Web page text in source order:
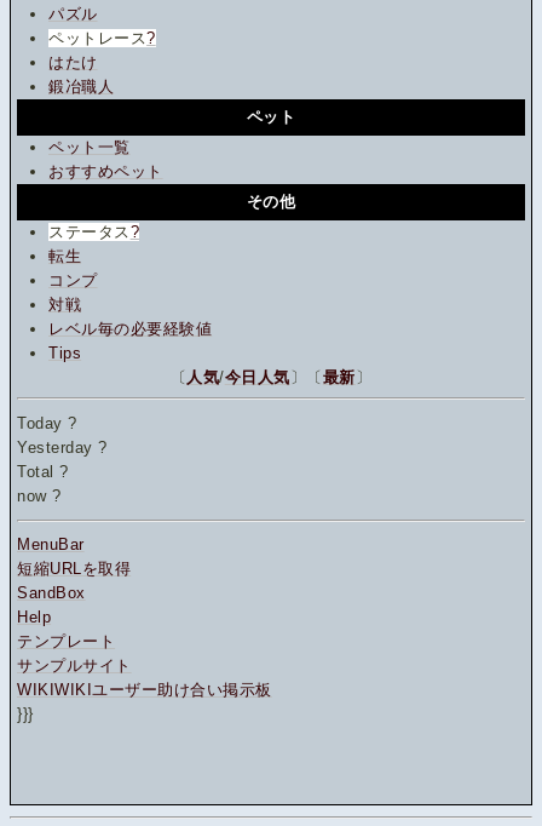
パズル
ペットレース?
はたけ
鍛冶職人
ペット
ペット一覧
おすすめペット
その他
ステータス ?
転生
コンプ
対戦
レベル毎の必要経験値
Tips
〔 人気/今日人気 〕〔 最新 〕
Today?
Yesterday?
Total?
now?
MenuBar
短縮URLを取得
SandBox
Help
テンプレート
サンプルサイト
WIKIWIKIユーザー助け合い掲示板
}}}